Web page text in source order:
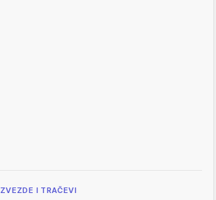
ZVEZDE I TRAČEVI